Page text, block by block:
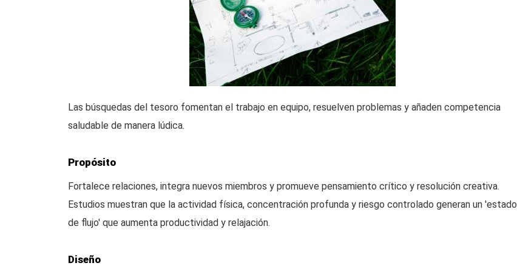
Las búsquedas del tesoro fomentan el trabajo en equipo, resuelven problemas y añaden competencia
saludable de manera lúdica.
Propósito
Fortalece relaciones, integra nuevos miembros y promueve pensamiento crítico y resolución creativa.
Estudios muestran que la actividad física, concentración profunda y riesgo controlado generan un 'estado
de flujo' que aumenta productividad y relajación.
Diseño